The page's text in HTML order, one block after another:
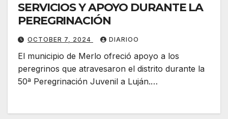
SERVICIOS Y APOYO DURANTE LA
PEREGRINACIÓN
OCTOBER 7, 2024 DIARIOO
El municipio de Merlo ofreció apoyo a los
peregrinos que atravesaron el distrito durante la
50ª Peregrinación Juvenil a Luján.…